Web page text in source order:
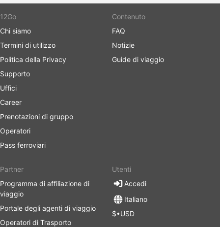
12Go
Chi siamo
Termini di utilizzo
Politica della Privacy
Supporto
Uffici
Career
Prenotazioni di gruppo
Operatori
Pass ferroviari
Contenuto
FAQ
Notizie
Guide di viaggio
Partner
Programma di affiliazione di
viaggio
Portale degli agenti di viaggio
Operatori di Trasporto
Utenti
Accedi
Italiano
$•USD